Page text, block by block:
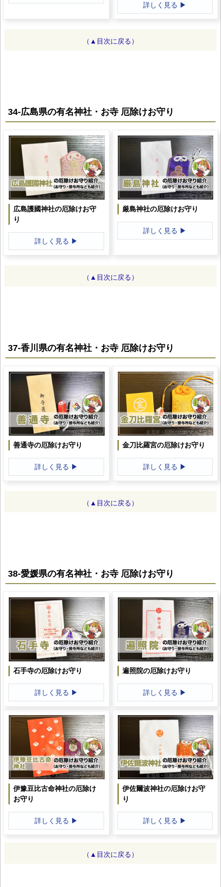
詳しく見る ▶
（▲目次に戻る）
34-広島県の有名神社・お寺 厄除けお守り
広島護國神社の厄除けお守
り
詳しく見る ▶
厳島神社の厄除けお守り
詳しく見る ▶
（▲目次に戻る）
37-香川県の有名神社・お寺 厄除けお守り
善通寺の厄除けお守り
詳しく見る ▶
金刀比羅宮の厄除けお守り
詳しく見る ▶
（▲目次に戻る）
38-愛媛県の有名神社・お寺 厄除けお守り
石手寺の厄除けお守り
詳しく見る ▶
遍照院の厄除けお守り
詳しく見る ▶
伊豫豆比古命神社の厄除け
お守り
詳しく見る ▶
伊佐爾波神社の厄除けお守
り
詳しく見る ▶
（▲目次に戻る）